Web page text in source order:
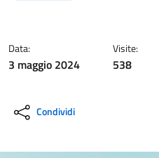
Data:
3 maggio 2024
Visite:
538
Condividi